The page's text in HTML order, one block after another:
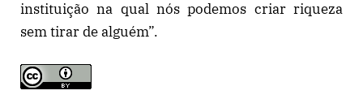
instituição na qual nós podemos criar riqueza
sem tirar de alguém”.